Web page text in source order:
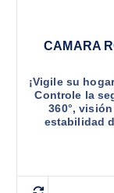
CAMARA
¡Vigile su
Controle la
360°,
estabilidad